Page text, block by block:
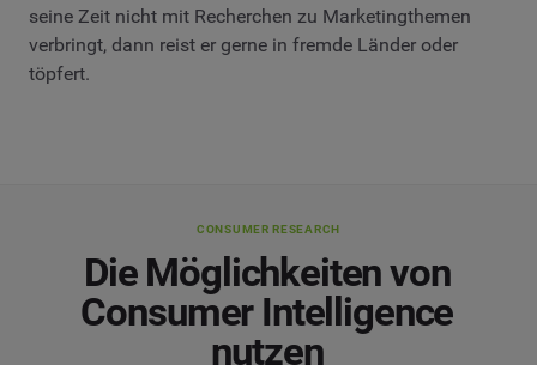
seine Zeit nicht mit Recherchen zu Marketingthemen
verbringt, dann reist er gerne in fremde Länder oder
töpfert.
CONSUMER RESEARCH
Die Möglichkeiten von
Consumer Intelligence
nutzen